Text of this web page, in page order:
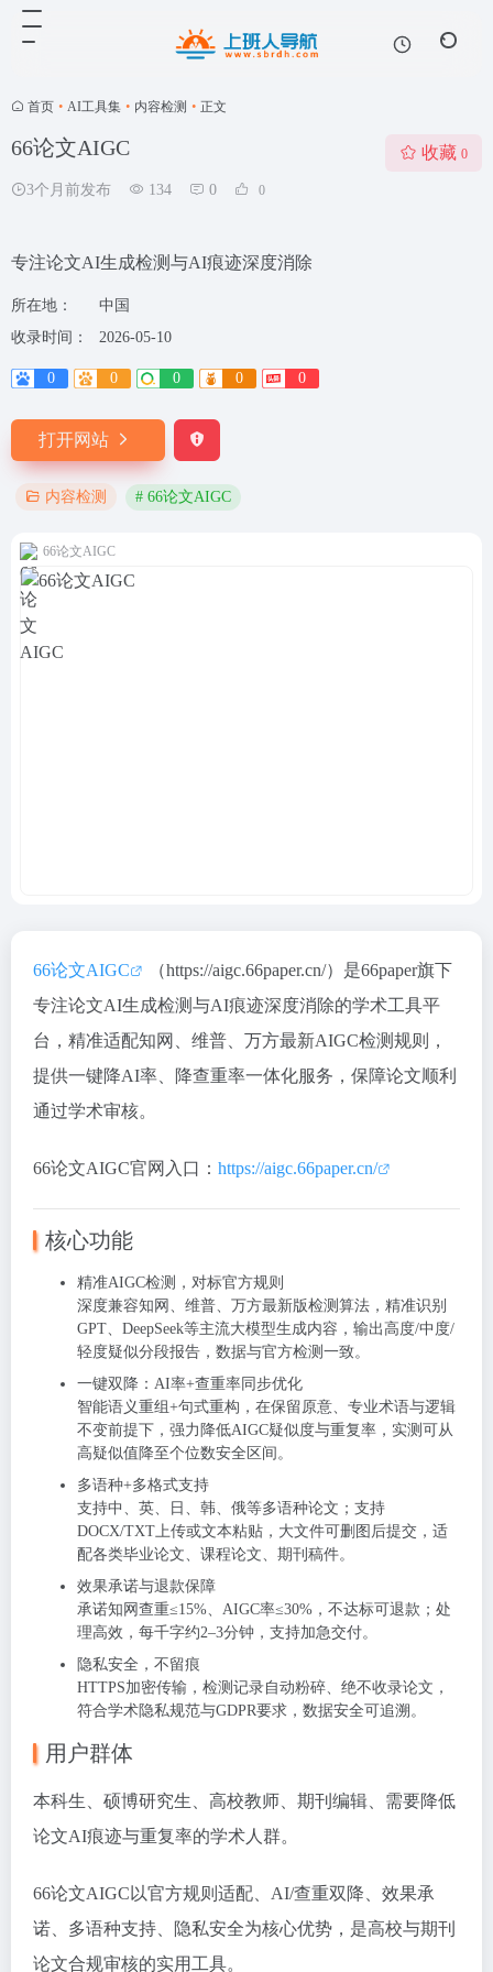
首页 • AI工具集 • 内容检测 • 正文
66论文AIGC
3个月前发布 134 0 0
收藏 0
专注论文AI生成检测与AI痕迹深度消除
所在地：
中国
收录时间：
2026-05-10
0 0 0 0 0
打开网站
内容检测 # 66论文AIGC
66论文AIGC
66论文AIGC
（https://aigc.66paper.cn/）是66paper旗下
专注论文AI生成检测与AI痕迹深度消除的学术工具平
台，精准适配知网、维普、万方最新AIGC检测规则，
提供一键降AI率、降查重率一体化服务，保障论文顺利
通过学术审核。
66论文AIGC官网入口： https://aigc.66paper.cn/
核心功能
精准AIGC检测，对标官方规则
深度兼容知网、维普、万方最新版检测算法，精准识别
GPT、DeepSeek等主流大模型生成内容，输出 高度/中度/
轻度疑似分段报告 ，数据与官方检测一致。
一键双降：AI率+查重率同步优化
智能语义重组+句式重构，在保留原意、专业术语与逻辑
不变前提下， 强力降低AIGC疑似度与重复率 ，实测可从
高疑似值降至个位数安全区间。
多语种+多格式支持
支持中、英、日、韩、俄等多语种论文；支持
DOCX/TXT上传或文本粘贴，大文件可删图后提交，适
配各类毕业论文、课程论文、期刊稿件。
效果承诺与退款保障
承诺知网查重≤15%、AIGC率≤30%， 不达标可退款 ；处
理高效，每千字约2–3分钟，支持加急交付。
隐私安全，不留痕
HTTPS加密传输，检测记录自动粉碎、 绝不收录论文 ，
符合学术隐私规范与GDPR要求，数据安全可追溯。
用户群体
本科生、硕博研究生、高校教师、期刊编辑、需要降低
论文AI痕迹与重复率的学术人群。
66论文AIGC以官方规则适配、AI/查重双降、效果承
诺、多语种支持、隐私安全为核心优势，是高校与期刊
论文合规审核的实用工具。